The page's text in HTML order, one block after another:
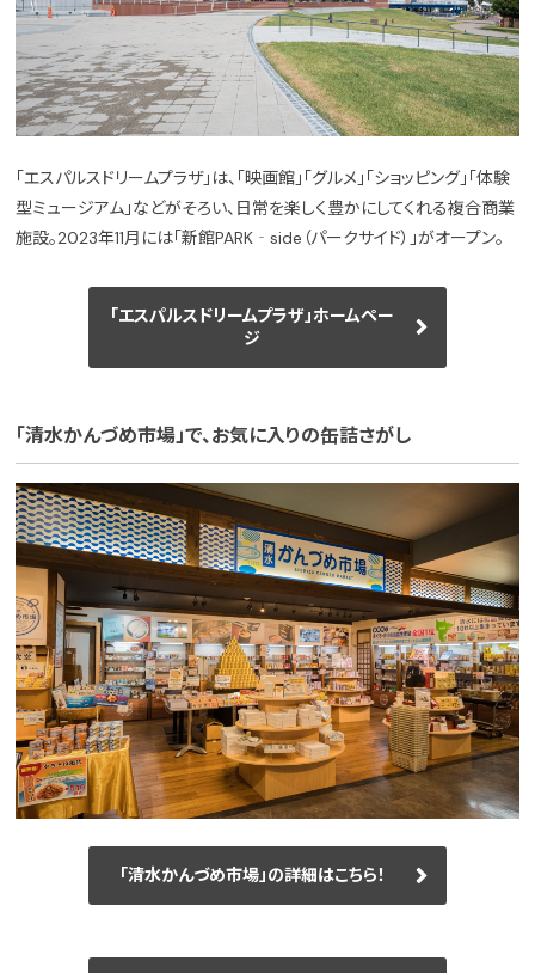
「エスパルスドリームプラザ」は、「映画館」「グルメ」「ショッピング」「体験
型ミュージアム」などがそろい、日常を楽しく豊かにしてくれる複合商業
施設。2023年11月には「新館PARK‐side（パークサイド）」がオープン。
「エスパルスドリームプラザ」ホームペー
ジ
「清水かんづめ市場」で、お気に入りの缶詰さがし
「清水かんづめ市場」の詳細はこちら！